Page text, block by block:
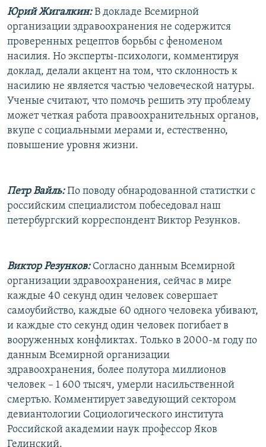
Юрий Жигалкин:В докладе Всемирной
организации здравоохранения не содержится
проверенных рецептов борьбы с феноменом
насилия. Но эксперты-психологи, комментируя
доклад, делали акцент на том, что склонность к
насилию не является частью человеческой натуры.
Ученые считают, что помочь решить эту проблему
может четкая работа правоохранительных органов,
вкупе с социальными мерами и, естественно,
повышение уровня жизни.
Петр Вайль:По поводу обнародованной статистки с
российским специалистом побеседовал наш
петербургский корреспондент Виктор Резунков.
Виктор Резунков:Согласно данным Всемирной
организации здравоохранения, сейчас в мире
каждые 40 секунд один человек совершает
самоубийство, каждые 60 одного человека убивают,
и каждые сто секунд один человек погибает в
вооруженных конфликтах. Только в 2000-м году по
данным Всемирной организации
здравоохранения, более полутора миллионов
человек – 1 600 тысяч, умерли насильственной
смертью. Комментирует заведующий сектором
девиантологии Социологического института
Российской академии наук профессор Яков
Гелинский.